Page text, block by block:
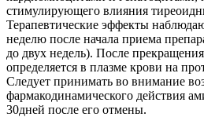
стимулирующего влияния
Терапевтические эффекты
неделю после начала приема
до двух недель). После
определяется в плазме крови на
Следует принимать во внимание
фармакодинамического действия
30дней после его отмены.